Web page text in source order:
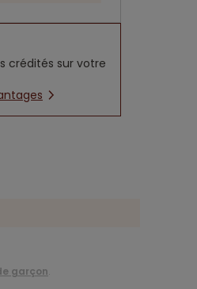
crédités sur votre
garçon.